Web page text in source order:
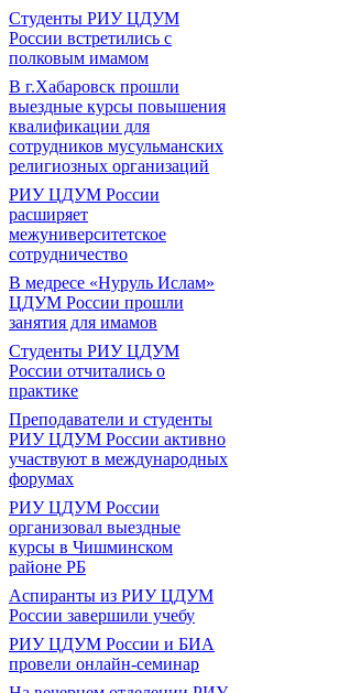
Студенты РИУ ЦДУМ
России встретились с
полковым имамом
В г.Хабаровск прошли
выездные курсы повышения
квалификации для
сотрудников мусульманских
религиозных организаций
РИУ ЦДУМ России
расширяет
межуниверситетское
сотрудничество
В медресе «Нуруль Ислам»
ЦДУМ России прошли
занятия для имамов
Студенты РИУ ЦДУМ
России отчитались о
практике
Преподаватели и студенты
РИУ ЦДУМ России активно
участвуют в международных
форумах
РИУ ЦДУМ России
организовал выездные
курсы в Чишминском
районе РБ
Аспиранты из РИУ ЦДУМ
России завершили учебу
РИУ ЦДУМ России и БИА
провели онлайн-семинар